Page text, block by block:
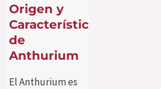
Origen y
Características
de
Anthurium
El Anthurium es